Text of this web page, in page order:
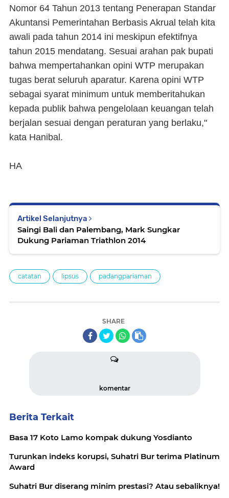
Nomor 64 Tahun 2013 tentang Penerapan Standar
Akuntansi Pemerintahan Berbasis Akrual telah kita
awali pada tahun 2014 ini meskipun efektifnya
tahun 2015 mendatang. Sesuai arahan pak bupati
bahwa mempertahankan opini WTP merupakan
tugas berat seluruh aparatur. Karena opini WTP
sebagai syarat minimum untuk memberitahukan
kepada publik bahwa pengelolaan keuangan telah
berjalan sesuai dengan peraturan yang berlaku,"
kata Hanibal.
HA
Artikel Selanjutnya
Saingi Bali dan Palembang, Mark Sungkar
Dukung Pariaman Triathlon 2014
catatan lipsus padangpariaman
SHARE
komentar
Berita Terkait
Basa 17 Koto Lamo kompak dukung Yosdianto
Turunkan indeks korupsi, Suhatri Bur terima Platinum
Award
Suhatri Bur diserang minim prestasi? Atau sebaliknya!